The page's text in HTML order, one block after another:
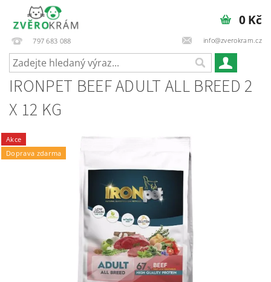
797 683 088 info@zverokram.cz
0 Kč
IRONPET BEEF ADULT ALL BREED 2
X 12 KG
Akce
Doprava zdarma